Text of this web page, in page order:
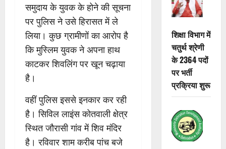
समुदाय के युवक के होने की सूचना
पर पुलिस ने उसे हिरासत में ले
लिया। कुछ ग्रामीणों का आरोप है
कि मुस्लिम युवक ने अपना हाथ
काटकर शिवलिंग पर खून चढ़ाया
है।
वहीं पुलिस इससे इनकार कर रही
है। सिविल लाइंस कोतवाली क्षेत्र
स्थित जौरासी गांव में शिव मंदिर
है। रविवार शाम करीब पांच बजे
शिक्षा विभाग में
चतुर्थ श्रेणी
के 2364 पदों
पर भर्ती
प्रक्रिया शुरू